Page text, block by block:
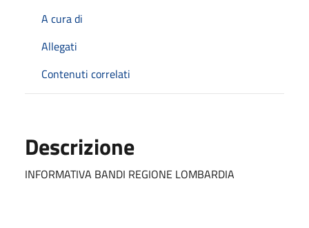
A cura di
Allegati
Contenuti correlati
Descrizione
INFORMATIVA BANDI REGIONE LOMBARDIA